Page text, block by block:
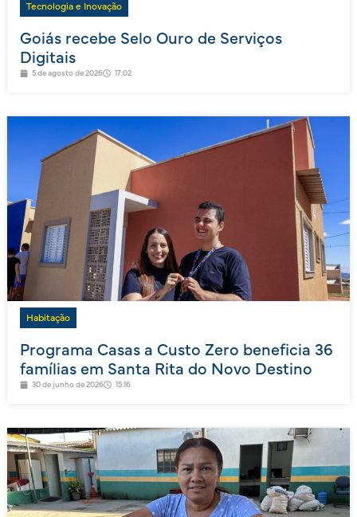
Tecnologia e Inovação
Goiás recebe Selo Ouro de Serviços
Digitais
5 de agosto de 2026 17:02
Habitação
Programa Casas a Custo Zero beneficia 36
famílias em Santa Rita do Novo Destino
30 de junho de 2026 15:16